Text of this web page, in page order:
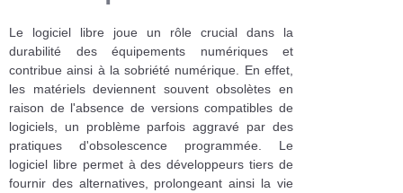
Le logiciel libre joue un rôle crucial dans la
durabilité des équipements numériques et
contribue ainsi à la sobriété numérique. En effet,
les matériels deviennent souvent obsolètes en
raison de l'absence de versions compatibles de
logiciels, un problème parfois aggravé par des
pratiques d'obsolescence programmée. Le
logiciel libre permet à des développeurs tiers de
fournir des alternatives, prolongeant ainsi la vie